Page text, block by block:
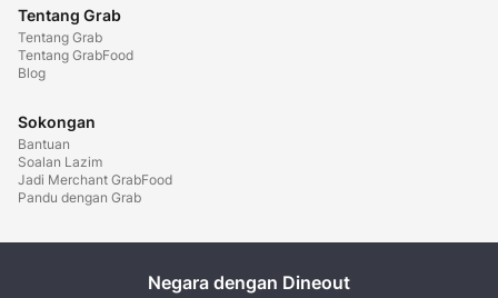
Tentang Grab
Tentang Grab
Tentang GrabFood
Blog
Sokongan
Bantuan
Soalan Lazim
Jadi Merchant GrabFood
Pandu dengan Grab
Negara dengan Dineout